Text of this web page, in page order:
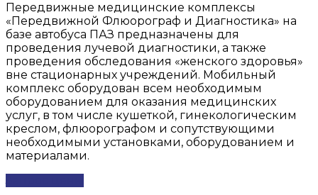
Передвижные медицинские комплексы
«Передвижной Флюорограф и Диагностика» на
базе автобуса ПАЗ предназначены для
проведения лучевой диагностики, а также
проведения обследования «женского здоровья»
вне стационарных учреждений. Мобильный
комплекс оборудован всем необходимым
оборудованием для оказания медицинских
услуг, в том числе кушеткой, гинекологическим
креслом, флюорографом и сопутствующими
необходимыми установками, оборудованием и
материалами.